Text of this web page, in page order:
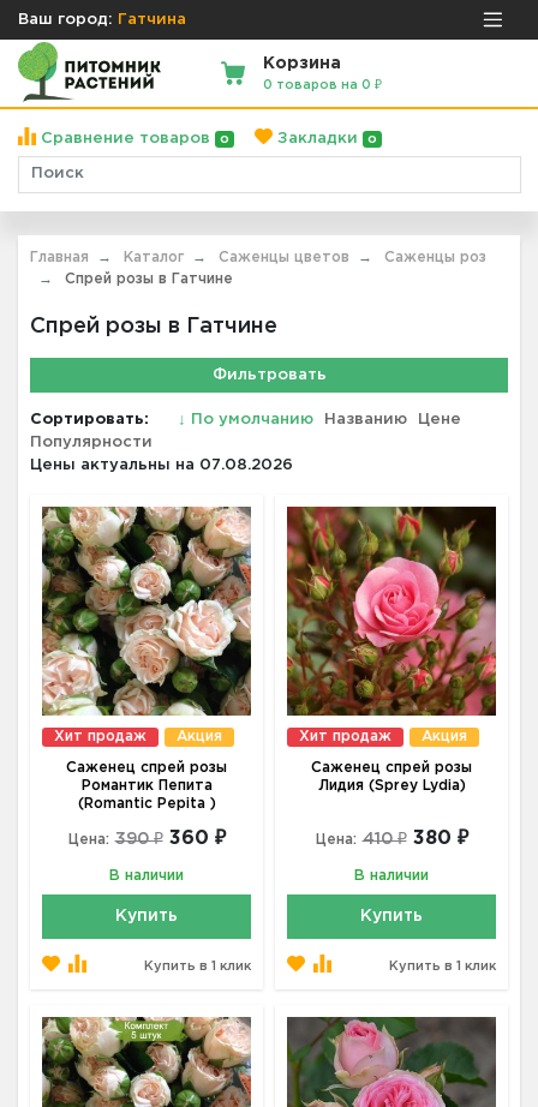
Ваш город: Гатчина
Корзина
0 товаров на 0 ₽
Сравнение товаров 0 Закладки 0
Главная Каталог Саженцы цветов
Саженцы роз
Спрей розы в Гатчине
Спрей розы в Гатчине
Фильтровать
Сортировать: ↓ По умолчанию Названию
Цене
Популярности
Цены актуальны на 07.08.2026
Хит продаж Акция
Саженец спрей розы
Романтик Пепита
(Romantic Pepita )
Цена: 390 ₽ 360 ₽
В наличии
Купить
Купить в 1 клик
Хит продаж Акция
Саженец спрей розы
Лидия (Sprey Lydia)
Цена: 410 ₽ 380 ₽
В наличии
Купить
Купить в 1 клик